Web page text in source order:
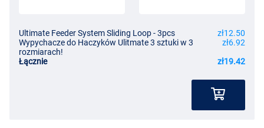
Ultimate Feeder System Sliding Loop - 3pcs
zł12.50
Wypychacze do Haczyków Ulitmate 3 sztuki w 3
rozmiarach!
zł6.92
Łącznie
zł19.42